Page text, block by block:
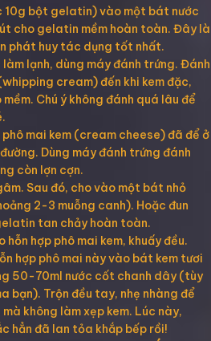
10g bột gelatin) vào một bát nước
cho gelatin mềm hoàn toàn. Đây là
phát huy tác dụng tốt nhất.
lạnh, dùng máy đánh trứng. Đánh
cream) đến khi kem đặc,
Chú ý không đánh quá lâu để
mai kem (cream cheese) đã để ở
Dùng máy đánh trứng đánh
còn lợn cợn.
Sau đó, cho vào một bát nhỏ
2-3 muỗng canh). Hoặc đun
tan chảy hoàn toàn.
hợp phô mai kem, khuấy đều.
hợp phô mai này vào bát kem tươi
50-70ml nước cốt chanh dây (tùy
bạn). Trộn đều tay, nhẹ nhàng để
không làm xẹp kem. Lúc này,
hẳn đã lan tỏa khắp bếp rồi!